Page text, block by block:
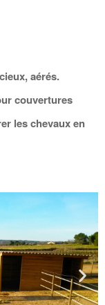
aérés.
couvertures
les chevaux en